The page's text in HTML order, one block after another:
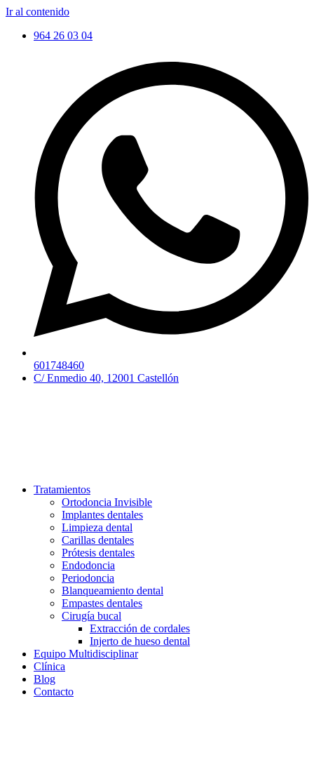
Ir al contenido
964 26 03 04
601748460
C/ Enmedio 40, 12001 Castellón
Tratamientos
Ortodoncia Invisible
Implantes dentales
Limpieza dental
Carillas dentales
Prótesis dentales
Endodoncia
Periodoncia
Blanqueamiento dental
Empastes dentales
Cirugía bucal
Extracción de cordales
Injerto de hueso dental
Equipo Multidisciplinar
Clínica
Blog
Contacto